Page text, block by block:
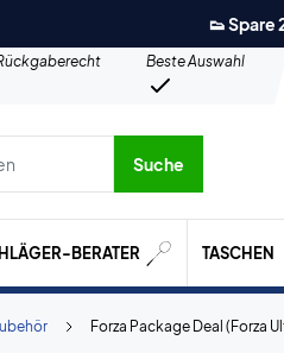
👟 Spare
Beste Auswahl
Suche
BERATER TASCHEN
Forza Package Deal (Forza